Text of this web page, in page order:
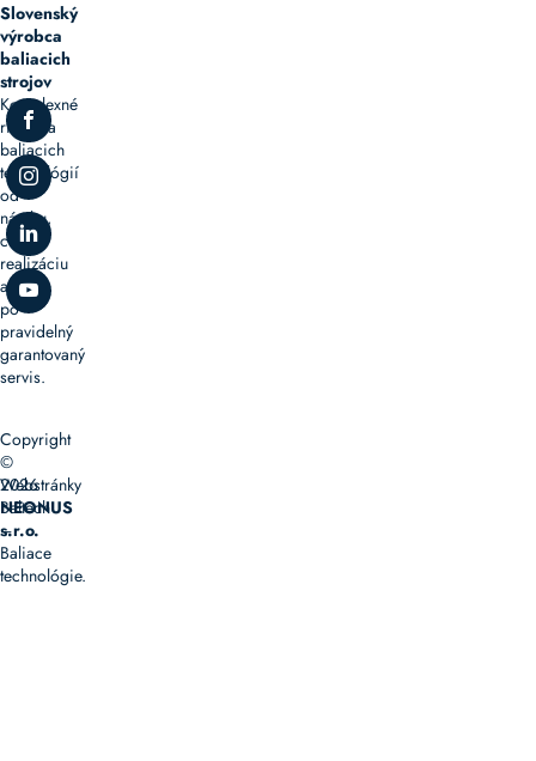
Slovenský
výrobca
baliacich
strojov
Komplexné
riešenia
baliacich
technológií
od
návrhu,
cez
realizáciu
až
po
pravidelný
garantovaný
servis.
Copyright
©
2026
Baltech
–
Baliace
technológie.
Webstránky
NEONUS
s.r.o.